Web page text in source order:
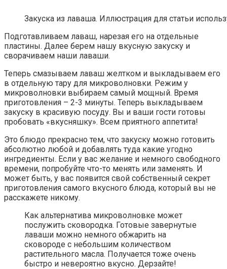
Закуска из лаваша. Иллюстрация для статьи
Подготавливаем лаваш, нарезая его на отдельные
пластины. Далее берем нашу вкусную закуску и
сворачиваем наши лаваши.
Теперь смазываем лаваш желтком и выкладываем его
в отдельную тару для микроволновки. Режим у
микроволновки выбираем самый мощный. Время
приготовления – 2-3 минуты. Теперь выкладываем
закуску в красивую посуду. Вы и ваши гости готовы
пробовать «вкусняшку». Всем приятного аппетита!
Это блюдо прекрасно тем, что закуску можно готовить
абсолютно любой и добавлять туда какие угодно
ингредиенты. Если у вас желание и немного свободного
времени, попробуйте что-то менять или заменять. И
может быть, у вас появится свой собственный секрет
приготовления самого вкусного блюда, который вы не
расскажете никому.
Как альтернатива микроволновке может
послужить сковородка. Готовые завернутые
лаваши можно немного обжарить на
сковороде с небольшим количеством
растительного масла. Получается тоже очень
быстро и невероятно вкусно. Дерзайте!